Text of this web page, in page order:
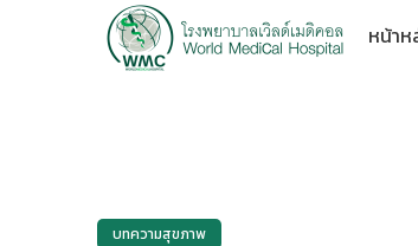
หน้าห
บทความสุขภาพ